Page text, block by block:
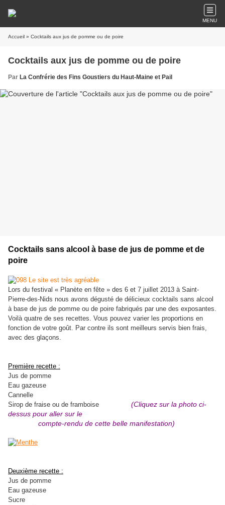
MENU
Accueil » Cocktails aux jus de pomme ou de poire
Cocktails aux jus de pomme ou de poire
Par La Confrérie des Fins Goustiers du Haut-Maine et Pail
Cocktails sans alcool à base de jus de pomme et de
poire
Lors du festival « Planète en fête » des 6 et 7 juillet 2013 à Saint-
Pierre-des-Nids nous avons dégusté de délicieux cocktails sans alcool
à base de jus de pomme ou de poire fabriqués par une des exposantes.
Voilà quatre de ses recettes. Vous pouvez varier les proportions en
fonction de votre goût. Par contre ils sont meilleurs servis bien frais,
avec des glaçons.
Première recette :
Jus de pomme
Eau gazeuse
Cannelle
Sirop de fraise ou de framboise
(Cliquez sur la photo ci-
dessus pour aller sur le
compte-rendu de cette belle manifestation)
Deuxième recette :
Jus de pomme
Eau gazeuse
Sucre